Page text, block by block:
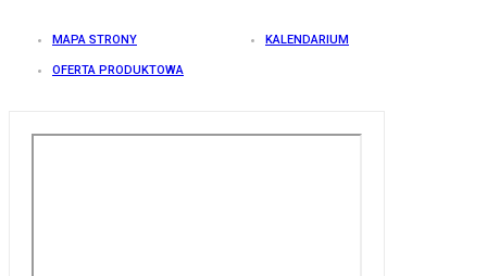
MAPA STRONY KALENDARIUM
OFERTA PRODUKTOWA